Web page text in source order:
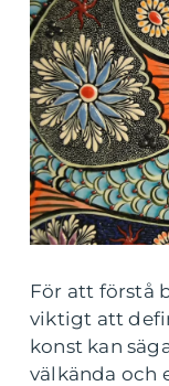
För att förstå
viktigt att
konst kan
välkända och